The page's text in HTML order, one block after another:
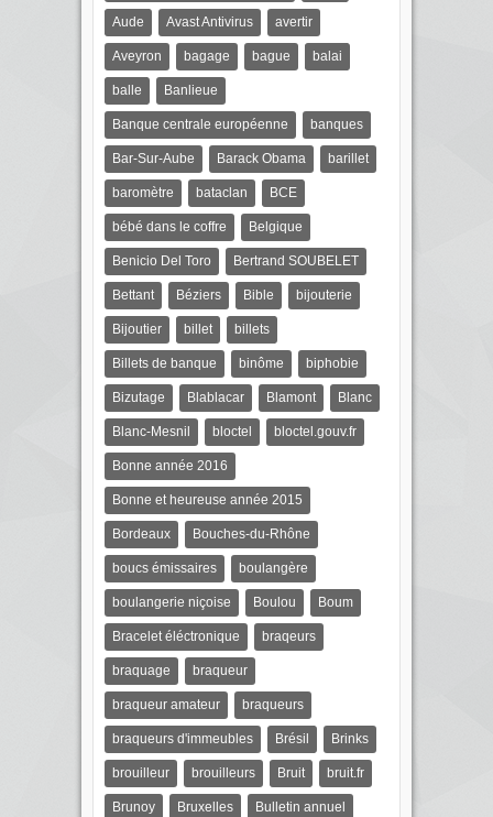
Aude Avast Antivirus avertir
Aveyron bagage bague balai
balle Banlieue
Banque centrale européenne banques
Bar-Sur-Aube Barack Obama barillet
baromètre bataclan BCE
bébé dans le coffre Belgique
Benicio Del Toro Bertrand SOUBELET
Bettant Béziers Bible bijouterie
Bijoutier billet billets
Billets de banque binôme biphobie
Bizutage Blablacar Blamont Blanc
Blanc-Mesnil bloctel bloctel.gouv.fr
Bonne année 2016
Bonne et heureuse année 2015
Bordeaux Bouches-du-Rhône
boucs émissaires boulangère
boulangerie niçoise Boulou Boum
Bracelet éléctronique braqeurs
braquage braqueur
braqueur amateur braqueurs
braqueurs d'immeubles Brésil Brinks
brouilleur brouilleurs Bruit bruit.fr
Brunoy Bruxelles Bulletin annuel